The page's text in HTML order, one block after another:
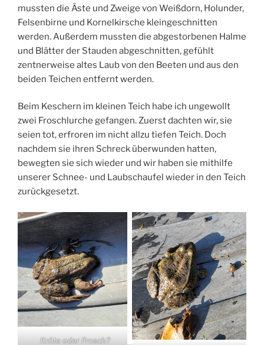
mussten die Äste und Zweige von Weißdorn, Holunder,
Felsenbirne und Kornelkirsche kleingeschnitten
werden. Außerdem mussten die abgestorbenen Halme
und Blätter der Stauden abgeschnitten, gefühlt
zentnerweise altes Laub von den Beeten und aus den
beiden Teichen entfernt werden.
Beim Keschern im kleinen Teich habe ich ungewollt
zwei Froschlurche gefangen. Zuerst dachten wir, sie
seien tot, erfroren im nicht allzu tiefen Teich. Doch
nachdem sie ihren Schreck überwunden hatten,
bewegten sie sich wieder und wir haben sie mithilfe
unserer Schnee- und Laubschaufel wieder in den Teich
zurückgesetzt.
Kröte oder Frosch?